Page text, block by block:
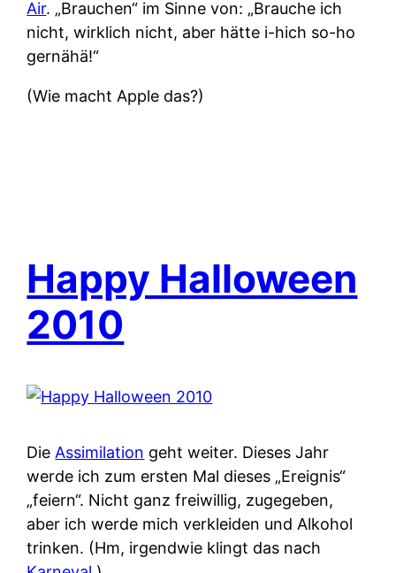
Air. „Brauchen“ im Sinne von: „Brauche ich
nicht, wirklich nicht, aber hätte i-hich so-ho
gernähä!“
(Wie macht Apple das?)
Happy Halloween
2010
Die Assimilation geht weiter. Dieses Jahr
werde ich zum ersten Mal dieses „Ereignis“
„feiern“. Nicht ganz freiwillig, zugegeben,
aber ich werde mich verkleiden und Alkohol
trinken. (Hm, irgendwie klingt das nach